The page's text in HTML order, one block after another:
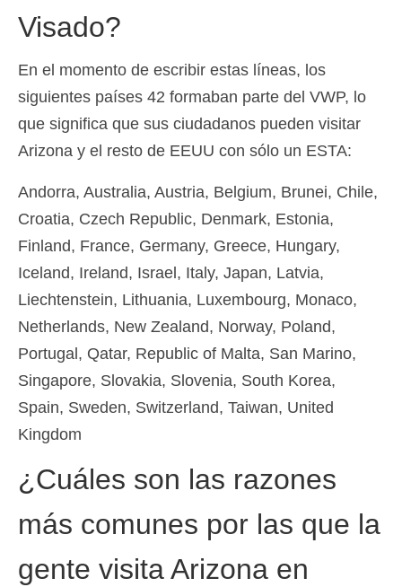
Visado?
En el momento de escribir estas líneas, los
siguientes países 42 formaban parte del VWP, lo
que significa que sus ciudadanos pueden visitar
Arizona y el resto de EEUU con sólo un ESTA:
Andorra, Australia, Austria, Belgium, Brunei, Chile,
Croatia, Czech Republic, Denmark, Estonia,
Finland, France, Germany, Greece, Hungary,
Iceland, Ireland, Israel, Italy, Japan, Latvia,
Liechtenstein, Lithuania, Luxembourg, Monaco,
Netherlands, New Zealand, Norway, Poland,
Portugal, Qatar, Republic of Malta, San Marino,
Singapore, Slovakia, Slovenia, South Korea,
Spain, Sweden, Switzerland, Taiwan, United
Kingdom
¿Cuáles son las razones
más comunes por las que la
gente visita Arizona en